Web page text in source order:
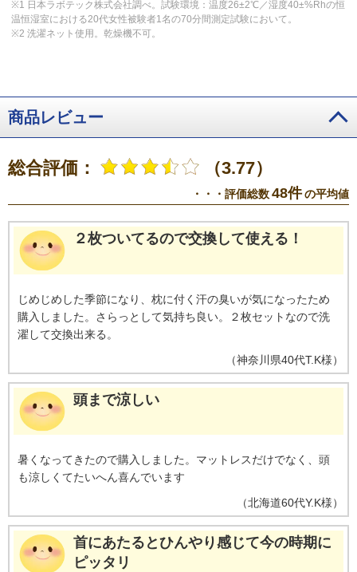
※1 日本ラボテック株式会社調べ。試験環境：温度26±2℃／湿度40±%Rhの恒
温恒湿室における20代女性被験者1名の70分間測定試験において。
※2 洗濯ネット使用。乾燥機不可。
商品レビュー
総合評価： （3.77）
・・・評価総数48件の平均値
２枚ついてるので交換して使える！
じめじめした季節になり、枕に付く汗の臭いが気になったため
購入しました。さらっとして気持ち良い。２枚セットなので洗
濯して交換出来る。
（神奈川県40代T.K様）
頭まで涼しい
暑くなってきたので購入しました。マットレスだけでなく、頭
も涼しくてたいへん喜んでいます
（北海道60代Y.K様）
首にあたるとひんやり感じて今の時期に
ピッタリ